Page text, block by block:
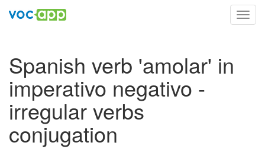
Spanish verb 'amolar' in
imperativo negativo -
irregular verbs
conjugation